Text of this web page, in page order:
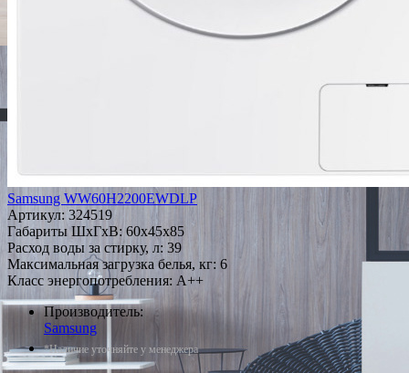
Samsung WW60H2200EWDLP
Артикул: 324519
Габариты ШxГxВ: 60x45x85
Расход воды за стирку, л: 39
Максимальная загрузка белья, кг: 6
Класс энергопотребления: A++
Производитель:
Samsung
*Наличие уточняйте у менеджера